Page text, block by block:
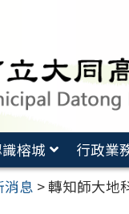
榕城 行政業
消息 >轉知師大地